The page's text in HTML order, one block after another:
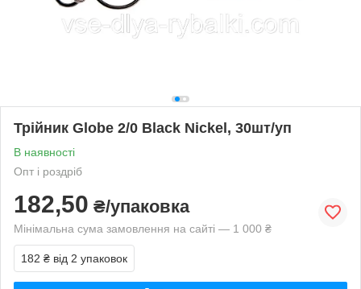
Трійник Globe 2/0 Black Nickel, 30шт/уп
В наявності
Опт і роздріб
182,50 ₴/упаковка
Мінімальна сума замовлення на сайті — 1 000 ₴
182 ₴ від 2 упаковок